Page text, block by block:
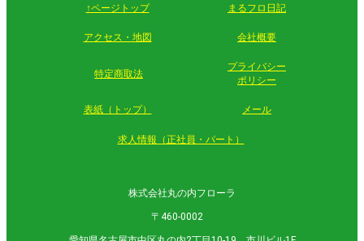
↑ページトップ まるフロ日記
アクセス・地図 会社概要
特定商取法
プライバシー
ポリシー
表紙（トップ） メール
求人情報（正社員・パート）
株式会社丸の内フローラ
〒460-0002